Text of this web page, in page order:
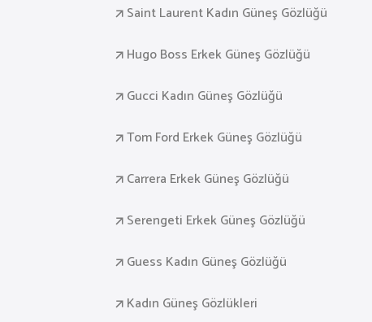
Saint Laurent Kadın Güneş Gözlüğü
Hugo Boss Erkek Güneş Gözlüğü
Gucci Kadın Güneş Gözlüğü
Tom Ford Erkek Güneş Gözlüğü
Carrera Erkek Güneş Gözlüğü
Serengeti Erkek Güneş Gözlüğü
Guess Kadın Güneş Gözlüğü
Kadın Güneş Gözlükleri